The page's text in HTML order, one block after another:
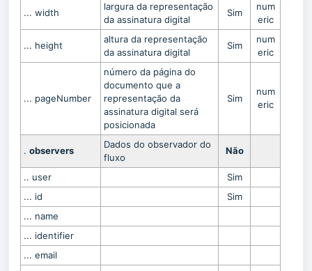
... width
largura da representação
da assinatura digital
Sim
num
eric
... height
altura da representação
da assinatura digital
Sim
num
eric
... pageNumber
número da página do
documento que a
representação da
assinatura digital será
posicionada
Sim
num
eric
. observers
Dados do observador do
fluxo
Não
.. user
Sim
... id
Sim
... name
... identifier
... email